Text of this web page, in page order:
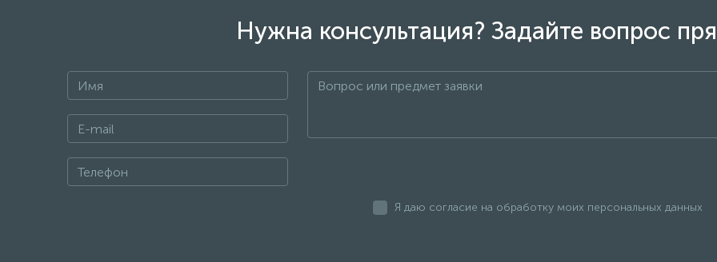
Нужна консультация? Задайте вопрос
Я даю согласие на обработку моих персональных данных